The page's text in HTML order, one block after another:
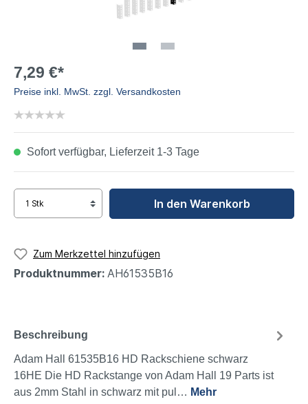
7,29 €*
Preise inkl. MwSt. zzgl. Versandkosten
Sofort verfügbar, Lieferzeit 1-3 Tage
In den Warenkorb
Zum Merkzettel hinzufügen
Produktnummer: AH61535B16
Beschreibung
Adam Hall 61535B16 HD Rackschiene schwarz
16HE Die HD Rackstange von Adam Hall 19 Parts ist
aus 2mm Stahl in schwarz mit pul… Mehr